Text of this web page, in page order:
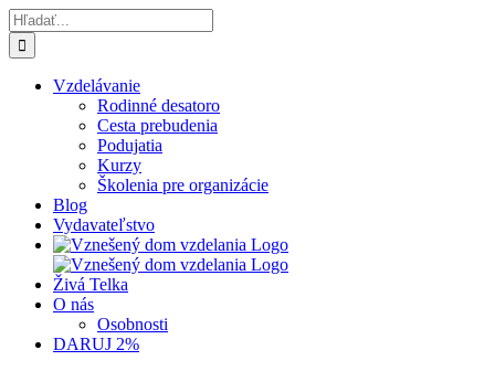
Skip
to
content
Hľadať:
Vzdelávanie
Rodinné desatoro
Cesta prebudenia
Podujatia
Kurzy
Školenia pre organizácie
Blog
Vydavateľstvo
Živá Telka
O nás
Osobnosti
DARUJ 2%